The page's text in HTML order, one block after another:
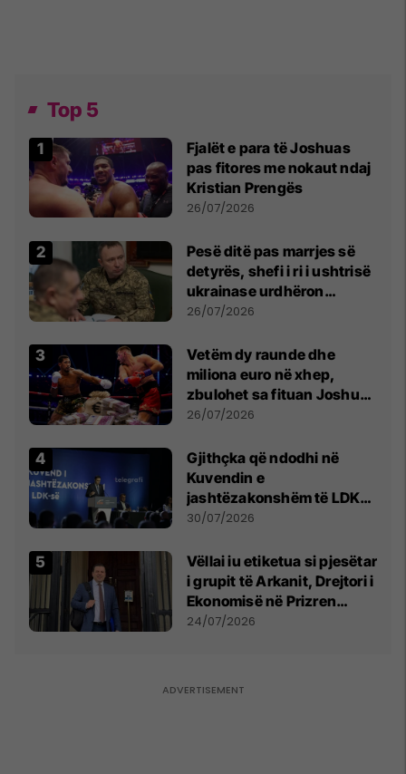
Top 5
Fjalët e para të Joshuas
pas fitores me nokaut ndaj
Kristian Prengës
26/07/2026
Pesë ditë pas marrjes së
detyrës, shefi i ri i ushtrisë
ukrainase urdhëron
kontroll të madh
26/07/2026
Vetëm dy raunde dhe
miliona euro në xhep,
zbulohet sa fituan Joshua
e Prenga
26/07/2026
Gjithçka që ndodhi në
Kuvendin e
jashtëzakonshëm të LDK-
së
30/07/2026
Vëllai iu etiketua si pjesëtar
i grupit të Arkanit, Drejtori i
Ekonomisë në Prizren
mohon pretendimet
24/07/2026